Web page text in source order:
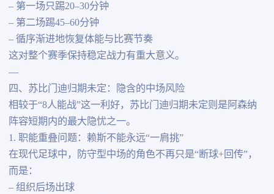
– 第一场只踢20–30分钟
– 第二场踢45–60分钟
– 循序渐进地恢复体能与比赛节奏
这对整个赛季保持稳定战力有重大意义。
—
四、苏比门迪归期未定：隐含的中场风险
相较于“8人能战”这一利好，苏比门迪归期未定则是阿森纳
阵容短期内的最大隐忧之一。
1. 职能重叠问题：赖斯不能永远“一肩挑”
在现代足球中，防守型中场的角色不再只是“断球+回传”，
而是：
– 组织后场出球